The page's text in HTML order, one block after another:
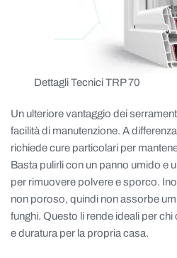
Dettagli Tecnici TRP 70
Un ulteriore vantaggio dei
facilità di manutenzione. A
richiede cure particolari per
Basta pulirli con un panno umido e
per rimuovere polvere e sporco.
non poroso, quindi non assorbe
funghi. Questo li rende ideali per
e duratura per la propria casa.